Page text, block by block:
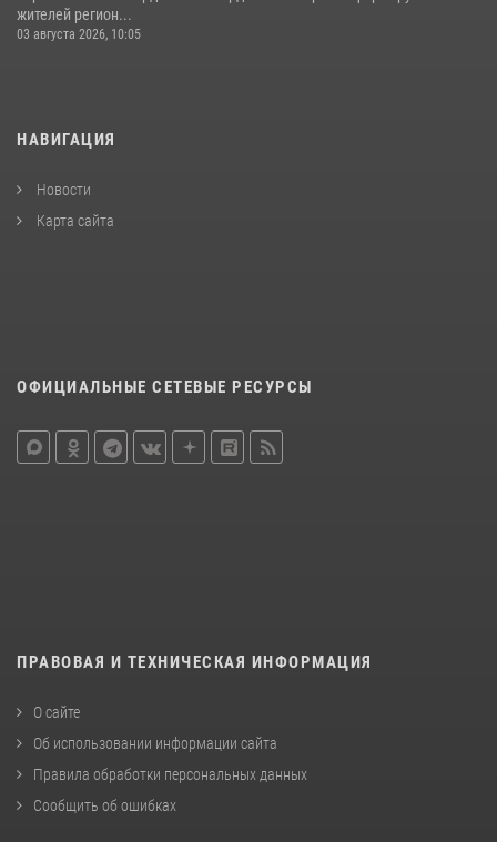
жителей регион...
03 августа 2026, 10:05
НАВИГАЦИЯ
Новости
Карта сайта
ОФИЦИАЛЬНЫЕ СЕТЕВЫЕ РЕСУРСЫ
ПРАВОВАЯ И ТЕХНИЧЕСКАЯ ИНФОРМАЦИЯ
О сайте
Об использовании информации сайта
Правила обработки персональных данных
Сообщить об ошибках